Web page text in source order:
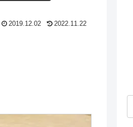
2019.12.02 2022.11.22